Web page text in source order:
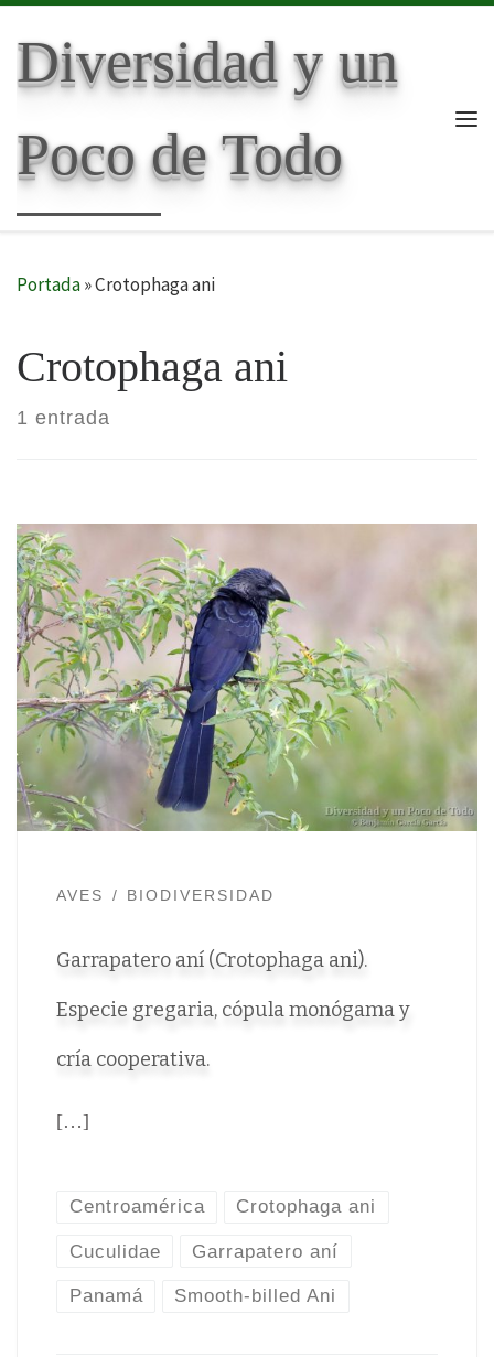
Diversidad y un
Poco de Todo
Portada»Crotophaga ani
Crotophaga ani
1 entrada
AVES BIODIVERSIDAD
Garrapatero aní (Crotophaga ani).
Especie gregaria, cópula monógama y
cría cooperativa.
[…]
Centroamérica Crotophaga ani
Cuculidae Garrapatero aní
Panamá Smooth-billed Ani